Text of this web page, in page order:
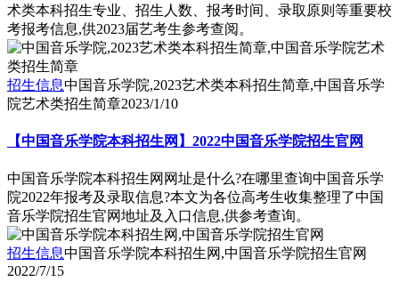
术类本科招生专业、招生人数、报考时间、录取原则等重要校
考报考信息,供2023届艺考生参考查阅。
招生信息中国音乐学院,2023艺术类本科招生简章,中国音乐学
院艺术类招生简章2023/1/10
【中国音乐学院本科招生网】2022中国音乐学院招生官网
中国音乐学院本科招生网网址是什么?在哪里查询中国音乐学
院2022年报考及录取信息?本文为各位高考生收集整理了中国
音乐学院招生官网地址及入口信息,供参考查询。
招生信息中国音乐学院本科招生网,中国音乐学院招生官网
2022/7/15